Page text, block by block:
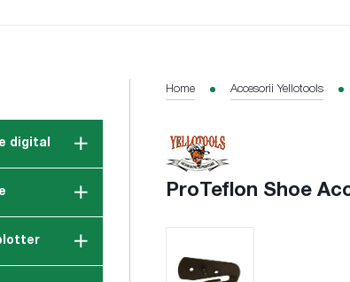
digital
Home Accesorii Yellotools
ProTeflon Shoe